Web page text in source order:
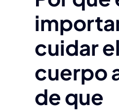
cuidar el
cuerpo
de que